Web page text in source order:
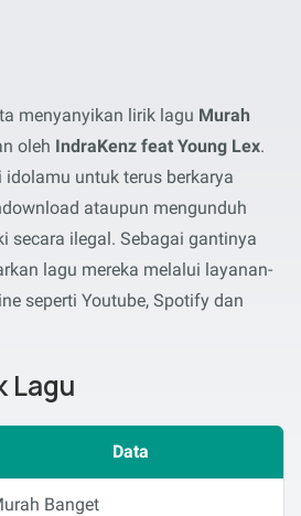
menyanyikan lirik lagu Murah
oleh IndraKenz feat Young Lex.
idolamu untuk terus berkarya
ataupun mengunduh
secara ilegal. Sebagai gantinya
lagu mereka melalui layanan-
seperti Youtube, Spotify dan
Lagu
Data
Banget